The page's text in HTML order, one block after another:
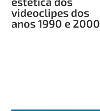
videoclipes dos
anos 1990 e 2000